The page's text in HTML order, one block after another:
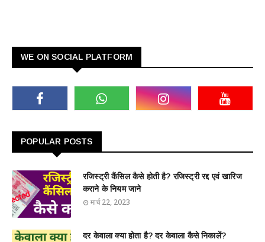
WE ON SOCIAL PLATFORM
POPULAR POSTS
रजिस्ट्री कैंसिल कैसे होती है? रजिस्ट्री रद्द एवं खारिज
कराने के नियम जाने
मार्च 22, 2023
दर केवाला क्या होता है? दर केवाला कैसे निकालें?